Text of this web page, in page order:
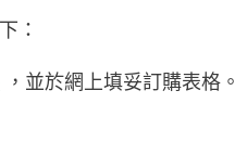
：
，並於網上填妥訂購表格。